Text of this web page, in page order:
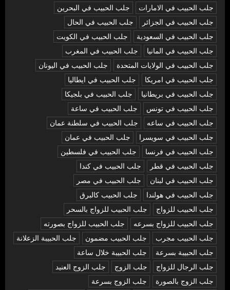
جلب الحبيب في الامارات
جلب الحبيب في البحرين
جلب الحبيب في الجزائر
جلب الحبيب في الحال
جلب الحبيب في السعودية
جلب الحبيب في الكويت
جلب الحبيب في المانيا
جلب الحبيب في المغرب
جلب الحبيب في الولايات المتحدة
جلب الحبيب في اليونان
جلب الحبيب في امريكا
جلب الحبيب في ايطاليا
جلب الحبيب في بريطانيا
جلب الحبيب في بلجيكا
جلب الحبيب في تونس
جلب الحبيب في ساعة
جلب الحبيب في ساعه
جلب الحبيب في سلطنة عمان
جلب الحبيب في سويسرا
جلب الحبيب في عمان
جلب الحبيب في فرنسا
جلب الحبيب في فلسطين
جلب الحبيب في قطر
جلب الحبيب في كندا
جلب الحبيب في لبنان
جلب الحبيب في مصر
جلب الحبيب في هولندا
جلب الحبيب كالبرق
جلب الحبيب للزواج
جلب الحبيب للزواج بالسحر
جلب الحبيب للزواج بسرعه
جلب الحبيب للزواج بصورته
جلب الحبيب مجرب
جلب الحبيب مضمون
جلب الحبيبة الزعلانة
جلب الحبيبة بسرعة
جلب الحبيبة خلال ساعة
جلب الرجال للزواج
جلب الزوج
جلب الزوج العنيد
جلب الزوج بالصورة
جلب الزوج بسرعة